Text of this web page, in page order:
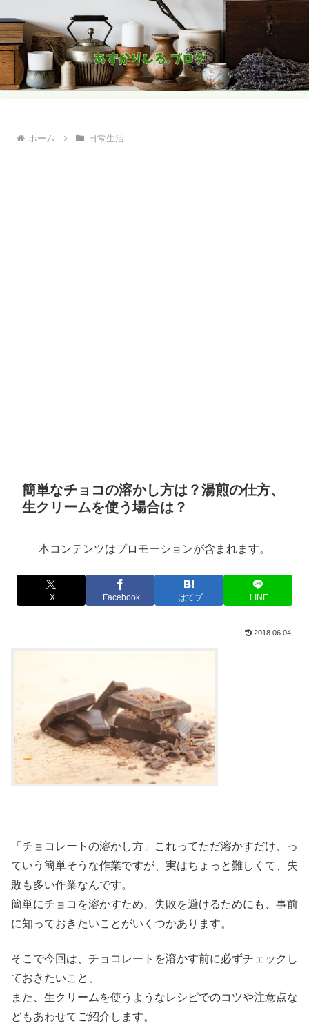
ホーム 日常生活
簡単なチョコの溶かし方は？湯煎の仕方、
生クリームを使う場合は？
本コンテンツはプロモーションが含まれます。
X Facebook はてブ LINE
2018.06.04
「チョコレートの溶かし方」これってただ溶かすだけ、っ
ていう簡単そうな作業ですが、実はちょっと難しくて、失
敗も多い作業なんです。
簡単にチョコを溶かすため、失敗を避けるためにも、事前
に知っておきたいことがいくつかあります。
そこで今回は、チョコレートを溶かす前に必ずチェックし
ておきたいこと、
また、生クリームを使うようなレシピでのコツや注意点な
どもあわせてご紹介します。